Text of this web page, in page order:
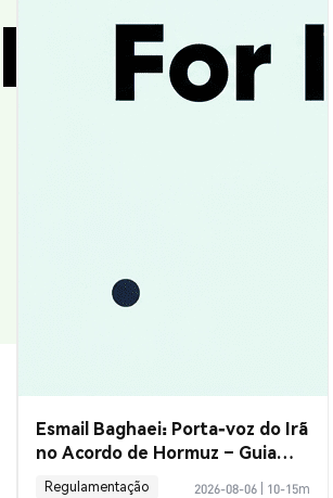
Esmail Baghaei: Porta-voz do Irã
no Acordo de Hormuz – Guia
Completo
Regulamentação 2026-08-06 10-15m